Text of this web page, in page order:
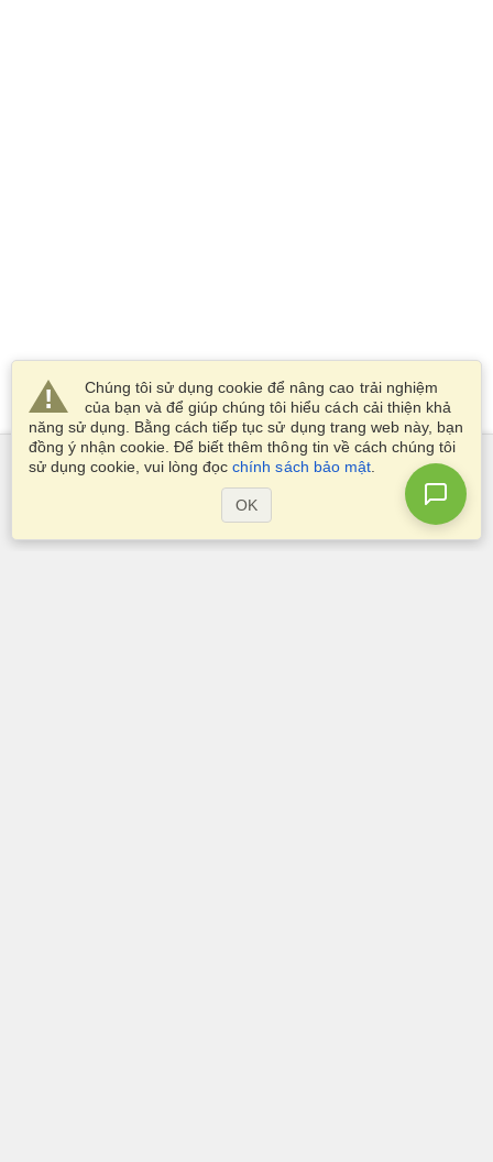
Chúng tôi sử dụng cookie để nâng cao trải nghiệm
của bạn và để giúp chúng tôi hiểu cách cải thiện khả
năng sử dụng. Bằng cách tiếp tục sử dụng trang web này, bạn
đồng ý nhận cookie. Để biết thêm thông tin về cách chúng tôi
sử dụng cookie, vui lòng đọcchính sách bảo mật.
OK
Dịch Vụ
Xin visa